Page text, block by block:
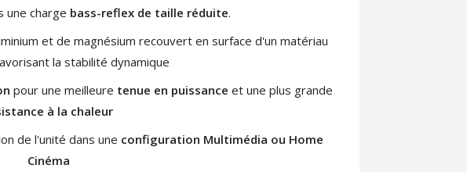
une charge bass-reflex de taille réduite.
et de magnésium recouvert en surface d'un matériau
la stabilité dynamique
pour une meilleure tenue en puissance et une plus grande
à la chaleur
de l'unité dans une configuration Multimédia ou Home
Cinéma